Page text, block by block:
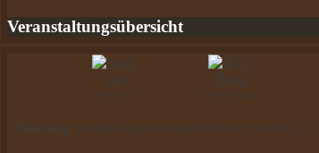
Veranstaltungsübersicht
Warning : Invalid argument supplied for foreach() in